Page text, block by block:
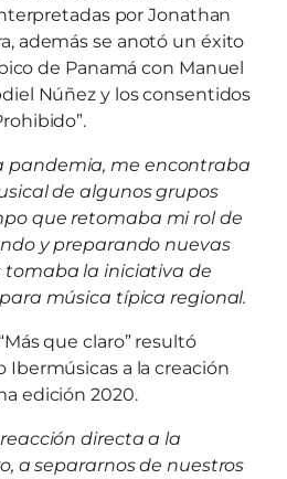
por Jonathan
además se anotó un éxito
de Panamá con Manuel
Núñez y los consentidos
pandemia, me encontraba
de algunos grupos
que retomaba mi rol de
y preparando nuevas
tomaba la iniciativa de
música típica regional.
que claro” resultó
Ibermúsicas a la creación
edición 2020.
directa a la
a separarnos de nuestros